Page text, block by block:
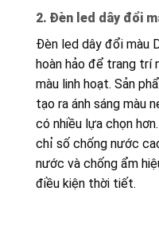
2. Đèn led dây đổi
Đèn led dây đổi màu
hoàn hảo để trang trí
màu linh hoạt. Sản
tạo ra ánh sáng màu
có nhiều lựa chọn
chỉ số chống nước
nước và chống ẩm
điều kiện thời tiết.